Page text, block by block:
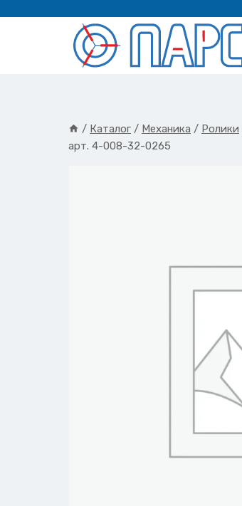
содержимому
/ Каталог / Механика / Ролики
арт. 4-008-32-0265